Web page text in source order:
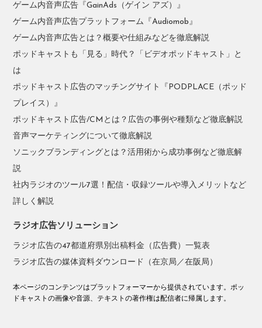
ゲーム内音声広告『GainAds（ゲイン アズ）』
ゲーム内音声広告プラットフォーム『Audiomob』
ゲーム内音声広告とは？概要や仕組みなどを徹底解説
ポッドキャストも「見る」時代？「ビデオポッドキャスト」と
は
ポッドキャスト広告のマッチングサイト『PODPLACE（ポッド
プレイス）』
ポッドキャスト広告/CMとは？広告の事例や種類など徹底解説
音声マーケティングについて徹底解説
ソニックブランディングとは？活用術から成功事例など徹底解
説
社内ラジオのツール7選！配信・収録ツールや導入メリットなど
詳しく解説
ラジオ広告ソリューション
ラジオ広告の47都道府県別出稿料金（広告費）一覧表
ラジオ広告の媒体資料ダウンロード（在京局／在阪局）
本ページのコンテンツはプラットフォーマーから提供されています。ポッ
ドキャストの画像や音源、テキストの著作権は配信者に帰属します。